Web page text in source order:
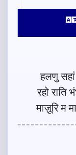
हलणु
रहो राति
माज़ूरि म